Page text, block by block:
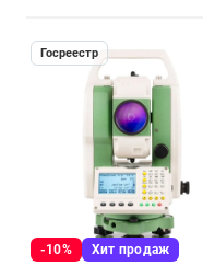
Госреестр
-10% Хит продаж